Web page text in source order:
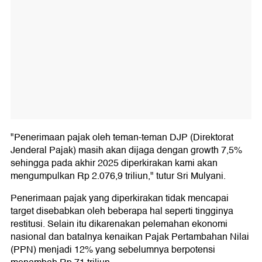
"Penerimaan pajak oleh teman-teman DJP (Direktorat
Jenderal Pajak) masih akan dijaga dengan growth 7,5%
sehingga pada akhir 2025 diperkirakan kami akan
mengumpulkan Rp 2.076,9 triliun," tutur Sri Mulyani.
Penerimaan pajak yang diperkirakan tidak mencapai
target disebabkan oleh beberapa hal seperti tingginya
restitusi. Selain itu dikarenakan pelemahan ekonomi
nasional dan batalnya kenaikan Pajak Pertambahan Nilai
(PPN) menjadi 12% yang sebelumnya berpotensi